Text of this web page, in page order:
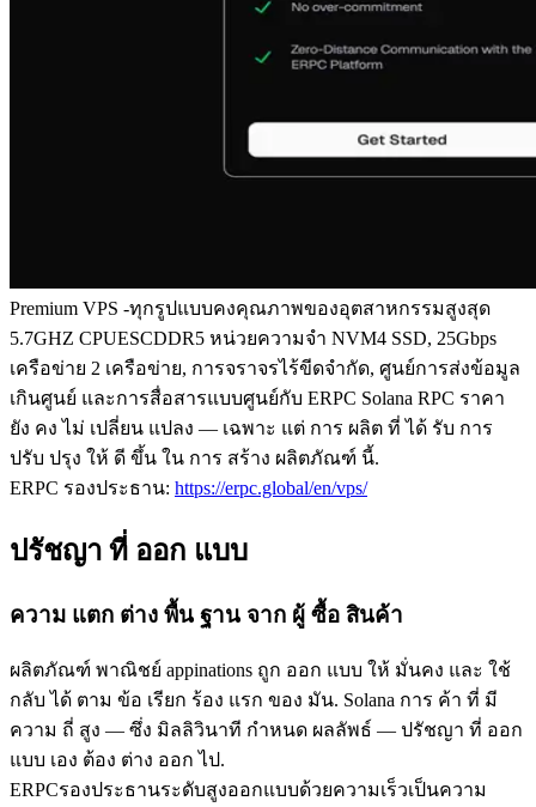
Premium VPS -ทุกรูปแบบคงคุณภาพของอุตสาหกรรมสูงสุด
5.7GHZ CPUESCDDR5 หน่วยความจํา NVM4 SSD, 25Gbps
เครือข่าย 2 เครือข่าย, การจราจรไร้ขีดจํากัด, ศูนย์การส่งข้อมูล
เกินศูนย์ และการสื่อสารแบบศูนย์กับ ERPC Solana RPC ราคา
ยัง คง ไม่ เปลี่ยน แปลง — เฉพาะ แต่ การ ผลิต ที่ ได้ รับ การ
ปรับ ปรุง ให้ ดี ขึ้น ใน การ สร้าง ผลิตภัณฑ์ นี้.
ERPC รองประธาน: https://erpc.global/en/vps/
ปรัชญา ที่ ออก แบบ
ความ แตก ต่าง พื้น ฐาน จาก ผู้ ซื้อ สินค้า
ผลิตภัณฑ์ พาณิชย์ appinations ถูก ออก แบบ ให้ มั่นคง และ ใช้
กลับ ได้ ตาม ข้อ เรียก ร้อง แรก ของ มัน. Solana การ ค้า ที่ มี
ความ ถี่ สูง — ซึ่ง มิลลิวินาที กําหนด ผลลัพธ์ — ปรัชญา ที่ ออก
แบบ เอง ต้อง ต่าง ออก ไป.
ERPCรองประธานระดับสูงออกแบบด้วยความเร็วเป็นความ